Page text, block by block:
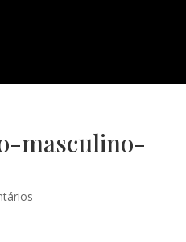
masculino-